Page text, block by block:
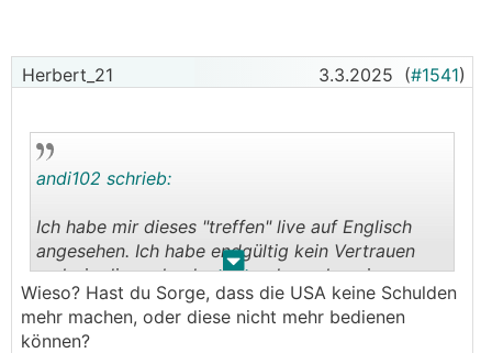
Herbert_21 3.3.2025 (#1541)
. .
andi102 schrieb:
Ich habe mir dieses "treffen" live auf Englisch
angesehen. Ich habe endgültig kein Vertrauen
mehr in dieses land und werde auch meine
anlagen dementsprechend umgestalten. Us
Treasuries fliegen als erstes raus.
Wieso? Hast du Sorge, dass die USA keine Schulden
mehr machen, oder diese nicht mehr bedienen
können?